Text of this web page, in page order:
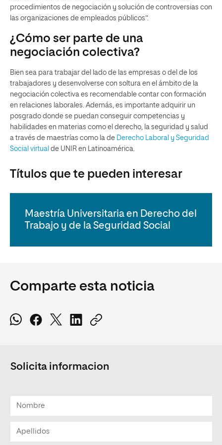
procedimientos de negociación y solución de controversias con
las organizaciones de empleados públicos”.
¿Cómo ser parte de una
negociación colectiva?
Bien sea para trabajar del lado de las empresas o del de los
trabajadores y desenvolverse con soltura en el ámbito de la
negociación colectiva es recomendable contar con formación
en relaciones laborales. Además, es importante adquirir un
posgrado donde se puedan conseguir competencias y
habilidades en materias como el derecho, la seguridad y salud
a través de maestrías como la de Derecho Laboral y Seguridad
Social virtual de UNIR en Latinoamérica.
Títulos que te pueden interesar
Maestría Universitaria en Derecho del
Trabajo y de la Seguridad Social
Comparte esta noticia
Solicita informacion